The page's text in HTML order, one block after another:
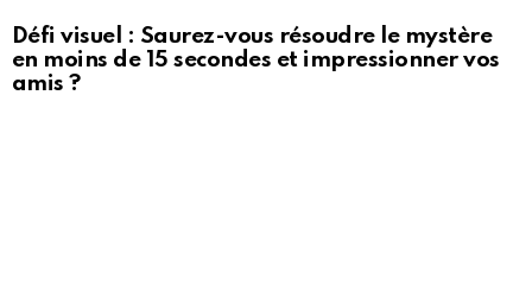
Défi visuel : Saurez-vous résoudre le mystère
en moins de 15 secondes et impressionner vos
amis ?